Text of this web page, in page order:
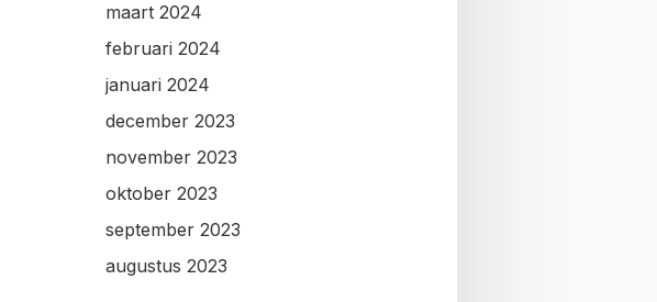
maart 2024
februari 2024
januari 2024
december 2023
november 2023
oktober 2023
september 2023
augustus 2023